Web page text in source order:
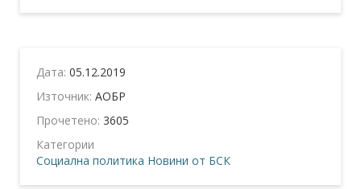
Дата: 05.12.2019
Източник: АОБР
Прочетено: 3605
Категории
Социална политика Новини от БСК